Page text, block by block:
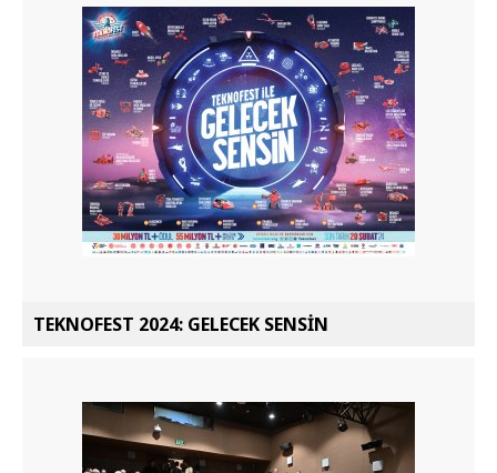
TEKNOFEST 2024: GELECEK SENSİN